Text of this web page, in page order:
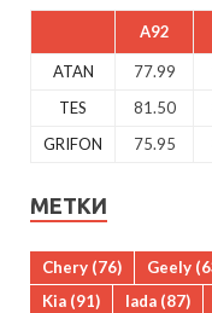
A92
ATAN 77.99
TES
81.50
GRIFON
75.95
МЕТКИ
Chery (76) Geely
Kia (91) lada (87)